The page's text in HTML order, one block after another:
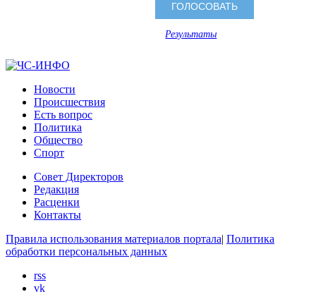
Результаты
Новости
Происшествия
Есть вопрос
Политика
Общество
Спорт
Совет Директоров
Редакция
Расценки
Контакты
Правила использования материалов портала| Политика
обработки персональных данных
rss
vk